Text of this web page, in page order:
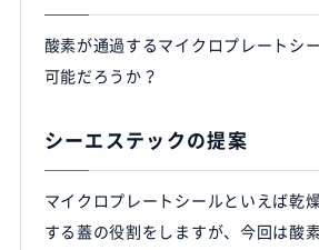
酸素が通過するマイクロプレートシ
可能だろうか？
シーエステックの提案
マイクロプレートシールといえば乾
する蓋の役割をしますが、今回は酸